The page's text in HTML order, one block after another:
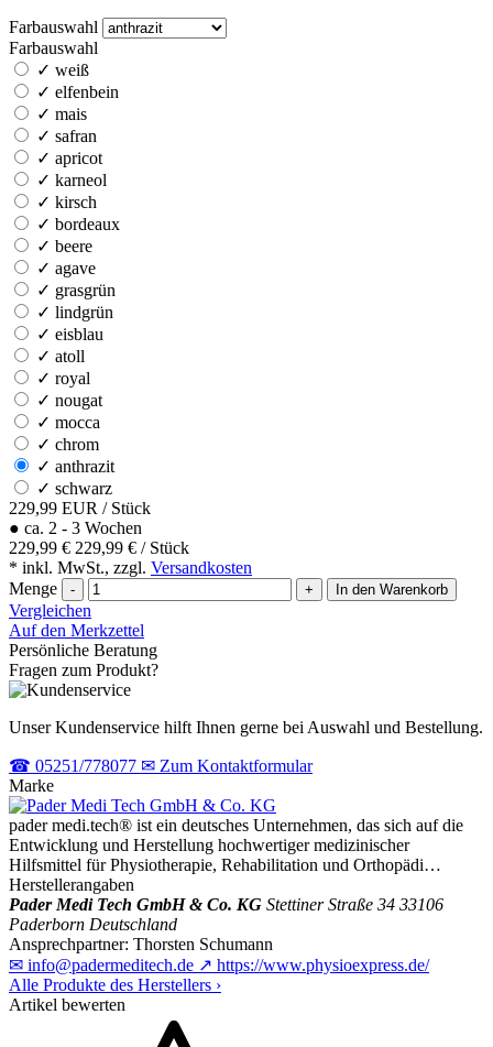
Farbauswahl
Farbauswahl
✓ weiß
✓ elfenbein
✓ mais
✓ safran
✓ apricot
✓ karneol
✓ kirsch
✓ bordeaux
✓ beere
✓ agave
✓ grasgrün
✓ lindgrün
✓ eisblau
✓ atoll
✓ royal
✓ nougat
✓ mocca
✓ chrom
✓ anthrazit
✓ schwarz
229,99 EUR / Stück
● ca. 2 - 3 Wochen
229,99 € 229,99 € / Stück
* inkl. MwSt., zzgl. Versandkosten
Menge
- + In den Warenkorb
Vergleichen
Auf den Merkzettel
Persönliche Beratung
Fragen zum Produkt?
Unser Kundenservice hilft Ihnen gerne bei Auswahl und Bestellung.
☎ 05251/778077 ✉ Zum Kontaktformular
Marke
pader medi.tech® ist ein deutsches Unternehmen, das sich auf die
Entwicklung und Herstellung hochwertiger medizinischer
Hilfsmittel für Physiotherapie, Rehabilitation und Orthopädi…
Herstellerangaben
Pader Medi Tech GmbH & Co. KG Stettiner Straße 34 33106
Paderborn Deutschland
Ansprechpartner: Thorsten Schumann
✉ info@padermeditech.de ↗ https://www.physioexpress.de/
Alle Produkte des Herstellers ›
Artikel bewerten